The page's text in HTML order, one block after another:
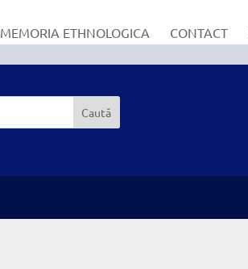
MEMORIA ETHNOLOGICA CONTACT